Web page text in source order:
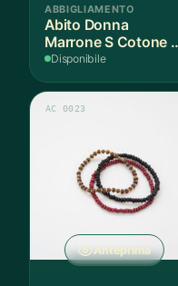
ABBIGLIAMENTO
Abito Donna
Marrone S Cotone -
1 Pezzo
Disponibile
Anteprima
AC 0023